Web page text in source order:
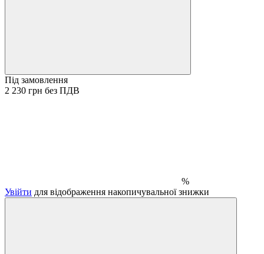
Під замовлення
2 230 грн без ПДВ
%
Увійти для відображення накопичувальної знижки